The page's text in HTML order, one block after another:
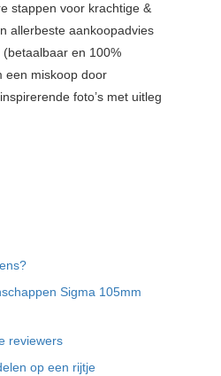
stappen voor krachtige &
allerbeste aankoopadvies
en 100%
een miskoop door
foto’s met uitleg
Sigma 105mm
reviewers
op een rijtje